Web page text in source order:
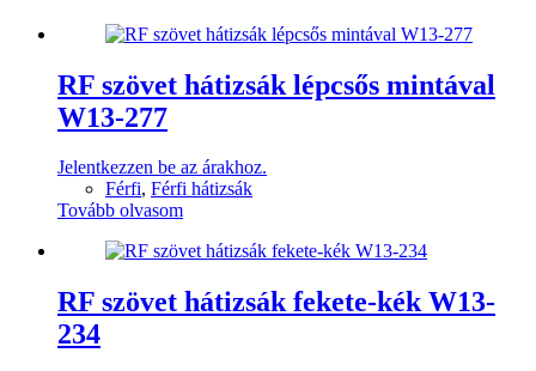
RF szövet hátizsák lépcsős mintával
W13-277
Jelentkezzen be az árakhoz.
Férfi, Férfi hátizsák
Tovább olvasom
RF szövet hátizsák fekete-kék W13-
234